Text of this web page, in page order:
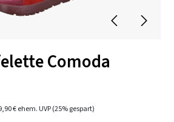
Comoda
€ehem. UVP(25% gespart)